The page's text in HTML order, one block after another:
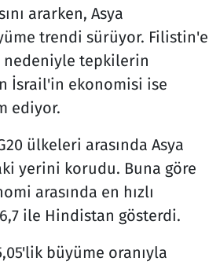
ararken, Asya
trendi sürüyor. Filistin'e
nedeniyle tepkilerin
İsrail'in ekonomisi ise
ediyor.
ülkeleri arasında Asya
yerini korudu. Buna göre
arasında en hızlı
ile Hindistan gösterdi.
büyüme oranıyla